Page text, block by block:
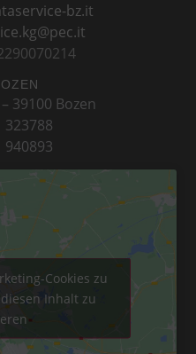
bz.it
39100 Bozen
323788
940893
Cookies zu
Inhalt zu